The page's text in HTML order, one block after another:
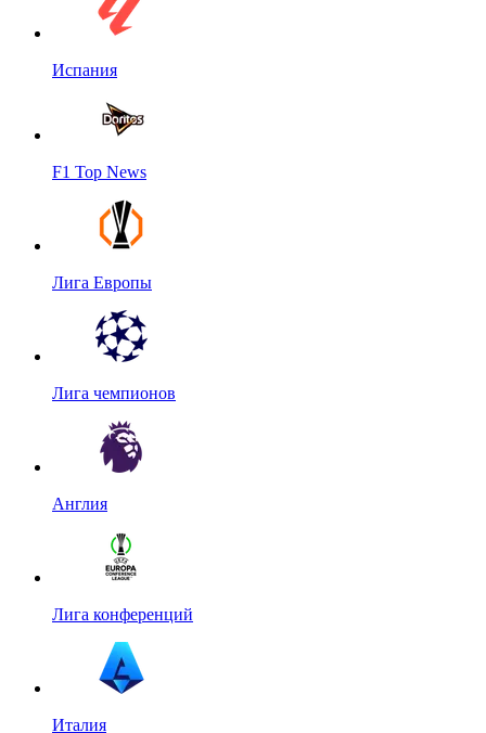
Испания
F1 Top News
Лига Европы
Лига чемпионов
Англия
Лига конференций
Италия